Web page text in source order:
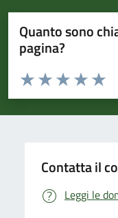
Quanto sono
pagina?
Valuta da 1 a 5 stelle la
Valuta 4
Valuta 3
Valuta 2 stelle
Valuta 1 stelle su 5
Contatta il
Leggi le